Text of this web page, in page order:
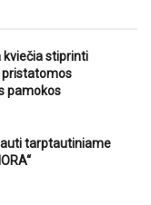
kviečia stiprinti
pamokos
tarptautiniame